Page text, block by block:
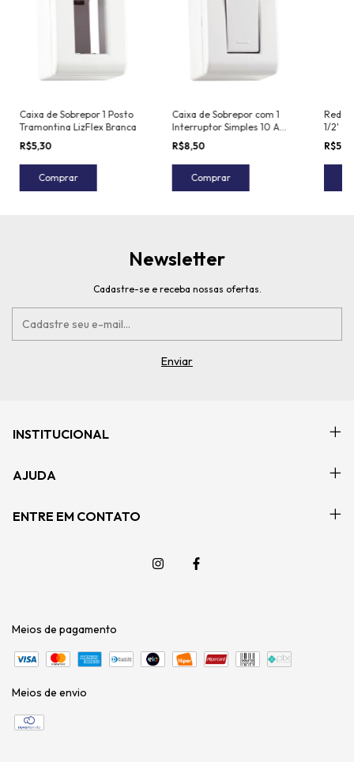
Caixa de Sobrepor 1 Posto
Tramontina LizFlex Branca
R$5,30
Comprar
Caixa de Sobrepor com 1
Interruptor Simples 10 A
250 V Tramontina LizFlex
Branca
R$8,50
Comprar
1/2'
Newsletter
Cadastre-se e receba nossas ofertas.
INSTITUCIONAL
AJUDA
ENTRE EM CONTATO
Meios de pagamento
Meios de envio